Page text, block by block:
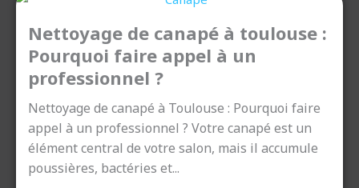
Nettoyage de canapé à toulouse :
Pourquoi faire appel à un
professionnel ?
Nettoyage de canapé à Toulouse : Pourquoi faire
appel à un professionnel ? Votre canapé est un
élément central de votre salon, mais il accumule
poussières, bactéries et...